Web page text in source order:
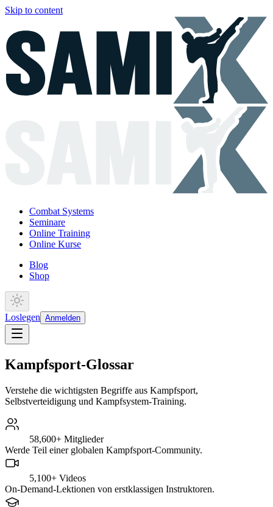
Skip to content
Combat Systems
Seminare
Online Training
Online Kurse
Blog
Shop
Loslegen Anmelden
Kampfsport-Glossar
Verstehe die wichtigsten Begriffe aus Kampfsport,
Selbstverteidigung und Kampfsystem-Training.
58,600+ Mitglieder
Werde Teil einer globalen Kampfsport-Community.
5,100+ Videos
On-Demand-Lektionen von erstklassigen Instruktoren.